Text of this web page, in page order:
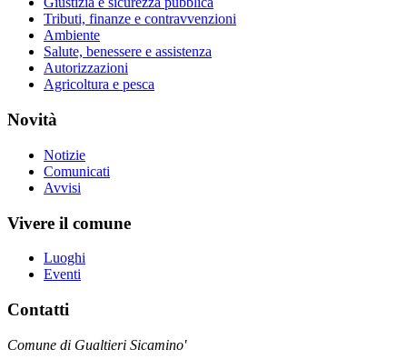
Tributi, finanze e contravvenzioni
Ambiente
Salute, benessere e assistenza
Autorizzazioni
Agricoltura e pesca
Novità
Notizie
Comunicati
Avvisi
Vivere il comune
Luoghi
Eventi
Contatti
Comune di Gualtieri Sicamino'